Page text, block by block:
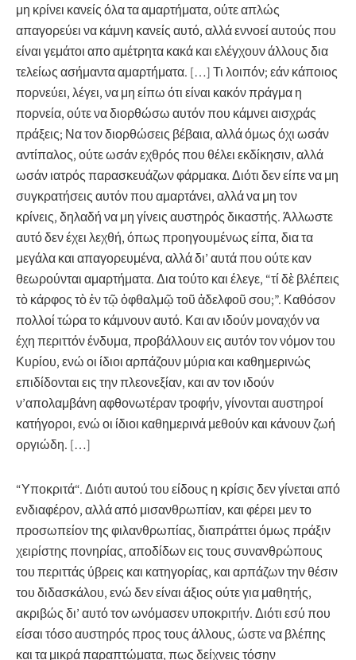
μη κρίνει κανείς όλα τα αμαρτήματα, ούτε απλώς
απαγορεύει να κάμνη κανείς αυτό, αλλάεννοεί αυτούς που
είναι γεμάτοι απο αμέτρητα κακά και ελέγχουν άλλους δια
τελείως ασήμαντα αμαρτήματα. […] Τι λοιπόν; εάν κάποιος
πορνεύει, λέγει, να μη είπω ότι είναι κακόν πράγμα η
πορνεία, ούτε να διορθώσω αυτόν που κάμνει αισχράς
πράξεις; Να τον διορθώσεις βέβαια, αλλά όμως όχι ωσάν
αντίπαλος, ούτε ωσάν εχθρός που θέλει εκδίκησιν, αλλά
ωσάν ιατρός παρασκευάζων φάρμακα. Διότι δεν είπε να μη
συγκρατήσεις αυτόν που αμαρτάνει, αλλά να μη τον
κρίνεις, δηλαδή να μη γίνεις αυστηρός δικαστής.Άλλωστε
αυτό δεν έχει λεχθή, όπως προηγουμένως είπα, δια τα
μεγάλα και απαγορευμένα, αλλά δι’ αυτά που ούτε καν
θεωρούνται αμαρτήματα. Δια τούτο και έλεγε, “τί δὲ βλέπεις
τὸ κάρφος τὸ ἐν τῷ ὀφθαλμῷ τοῦ ἀδελφοῦ σου;”. Καθόσον
πολλοί τώρα το κάμνουν αυτό. Και αν ιδούν μοναχόν να
έχη περιττόν ένδυμα, προβάλλουν εις αυτόν τον νόμον του
Κυρίου, ενώ οι ίδιοι αρπάζουν μύρια και καθημερινώς
επιδίδονται εις την πλεονεξίαν, και αν τον ιδούν
ν’απολαμβάνη αφθονωτέραν τροφήν, γίνονται αυστηροί
κατήγοροι, ενώ οι ίδιοι καθημερινά μεθούν και κάνουν ζωή
οργιώδη. […]
“Υποκριτά“. Διότι αυτού του είδους η κρίσις δεν γίνεται από
ενδιαφέρον, αλλά από μισανθρωπίαν, και φέρει μεν το
προσωπείον της φιλανθρωπίας, διαπράττει όμως πράξιν
χειρίστης πονηρίας, αποδίδων εις τους συνανθρώπους
του περιττάς ύβρεις και κατηγορίας, και αρπάζων την θέσιν
του διδασκάλου, ενώ δεν είναι άξιος ούτε για μαθητής,
ακριβώς δι’ αυτό τον ωνόμασεν υποκριτήν. Διότι εσύ που
είσαι τόσο αυστηρός προς τους άλλους, ώστε να βλέπης
και τα μικρά παραπτώματα, πως δείχνεις τόσην